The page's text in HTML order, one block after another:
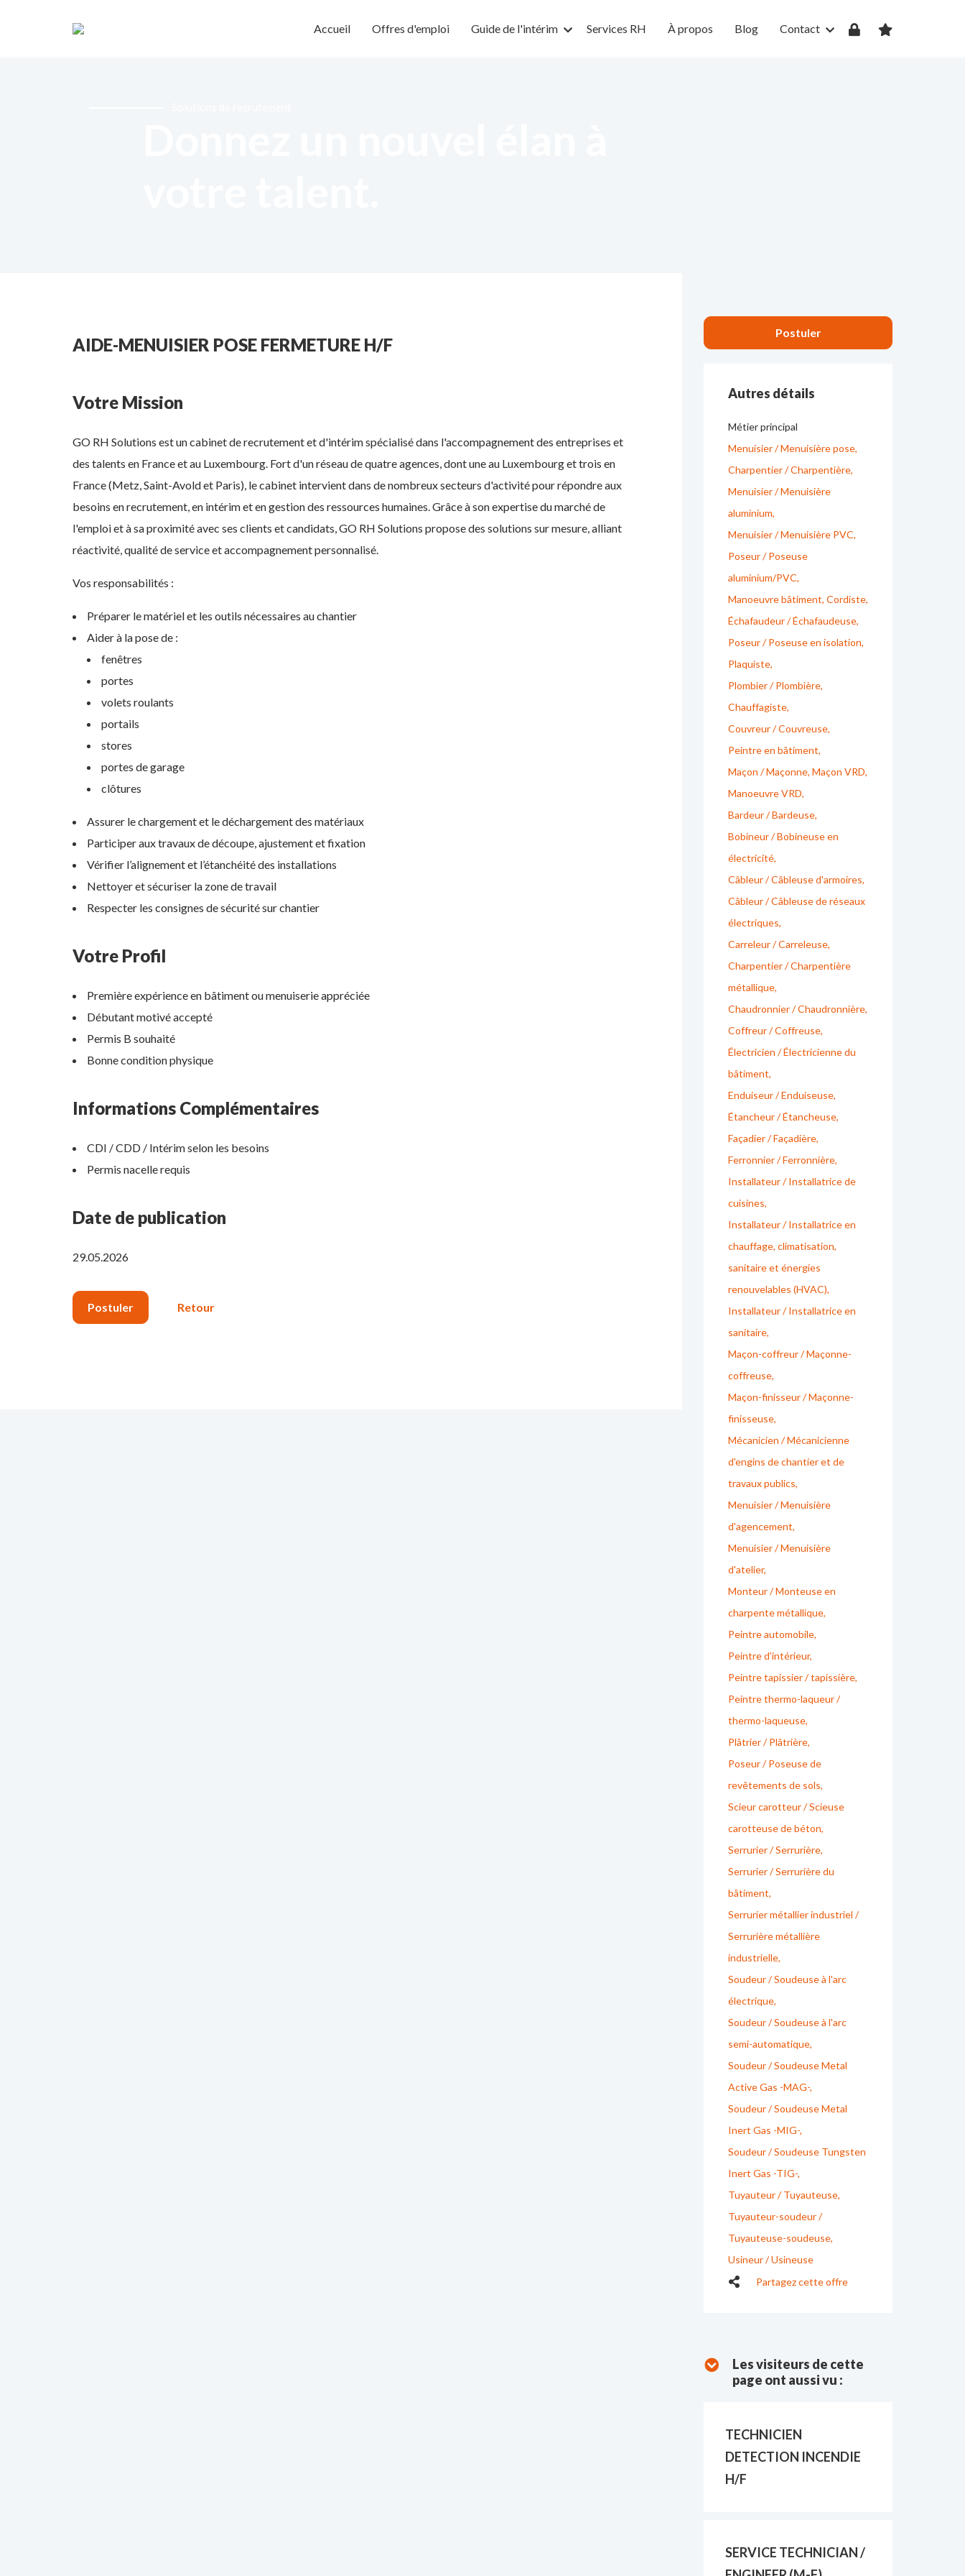
Accueil Offres d'emploi Guide de l'intérim Services RH À propos Blog Contact
AIDE-MENUISIER POSE FERMETURE H/F
Votre Mission
GO RH Solutions est un cabinet de recrutement et d'intérim spécialisé dans l'accompagnement des entreprises et
des talents en France et au Luxembourg. Fort d'un réseau de quatre agences, dont une au Luxembourg et trois en
France (Metz, Saint-Avold et Paris), le cabinet intervient dans de nombreux secteurs d'activité pour répondre aux
besoins en recrutement, en intérim et en gestion des ressources humaines. Grâce à son expertise du marché de
l'emploi et à sa proximité avec ses clients et candidats, GO RH Solutions propose des solutions sur mesure, alliant
réactivité, qualité de service et accompagnement personnalisé.
Vos responsabilités :
Préparer le matériel et les outils nécessaires au chantier
Aider à la pose de :
fenêtres
portes
volets roulants
portails
stores
portes de garage
clôtures
Assurer le chargement et le déchargement des matériaux
Participer aux travaux de découpe, ajustement et fixation
Vérifier l’alignement et l’étanchéité des installations
Nettoyer et sécuriser la zone de travail
Respecter les consignes de sécurité sur chantier
Votre Profil
Première expérience en bâtiment ou menuiserie appréciée
Débutant motivé accepté
Permis B souhaité
Bonne condition physique
Informations Complémentaires
CDI / CDD / Intérim selon les besoins
Permis nacelle requis
Date de publication
29.05.2026
Autres détails
Métier principal
Menuisier / Menuisière pose
Charpentier / Charpentière
Menuisier / Menuisière
aluminium
Menuisier / Menuisière PVC
Poseur / Poseuse
aluminium/PVC
Manoeuvre bâtiment Cordiste
Échafaudeur / Échafaudeuse
Poseur / Poseuse en isolation
Plaquiste
Plombier / Plombière
Chauffagiste
Couvreur / Couvreuse
Peintre en bâtiment
Maçon / Maçonne Maçon VRD
Manoeuvre VRD
Bardeur / Bardeuse
Bobineur / Bobineuse en
électricité
Câbleur / Câbleuse d'armoires
Câbleur / Câbleuse de réseaux
électriques
Carreleur / Carreleuse
Charpentier / Charpentière
métallique
Chaudronnier / Chaudronnière
Coffreur / Coffreuse
Électricien / Électricienne du
bâtiment
Enduiseur / Enduiseuse
Étancheur / Étancheuse
Façadier / Façadière
Ferronnier / Ferronnière
Installateur / Installatrice de
cuisines
Installateur / Installatrice en
chauffage, climatisation,
sanitaire et énergies
renouvelables (HVAC)
Installateur / Installatrice en
sanitaire
Maçon-coffreur / Maçonne-
coffreuse
Maçon-finisseur / Maçonne-
finisseuse
Mécanicien / Mécanicienne
d'engins de chantier et de
travaux publics
Menuisier / Menuisière
d'agencement
Menuisier / Menuisière
d'atelier
Monteur / Monteuse en
charpente métallique
Peintre automobile
Peintre d'intérieur
Peintre tapissier / tapissière
Peintre thermo-laqueur /
thermo-laqueuse
Plâtrier / Plâtrière
Poseur / Poseuse de
revêtements de sols
Scieur carotteur / Scieuse
carotteuse de béton
Serrurier / Serrurière
Serrurier / Serrurière du
bâtiment
Serrurier métallier industriel /
Serrurière métallière
industrielle
Soudeur / Soudeuse à l'arc
électrique
Soudeur / Soudeuse à l'arc
semi-automatique
Soudeur / Soudeuse Metal
Active Gas -MAG-
Soudeur / Soudeuse Metal
Inert Gas -MIG-
Soudeur / Soudeuse Tungsten
Inert Gas -TIG-
Tuyauteur / Tuyauteuse
Tuyauteur-soudeur /
Tuyauteuse-soudeuse
Usineur / Usineuse
Partagez cette offre
Les visiteurs de cette
page ont aussi vu :
TECHNICIEN
DETECTION INCENDIE
H/F
SERVICE TECHNICIAN /